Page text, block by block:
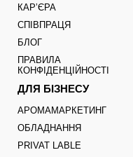
КАРʼЄРА
СПІВПРАЦЯ
БЛОГ
ПРАВИЛА
КОНФІДЕНЦІЙНОСТІ
ДЛЯ БІЗНЕСУ
АРОМАМАРКЕТИНГ
ОБЛАДНАННЯ
PRIVAT LABLE